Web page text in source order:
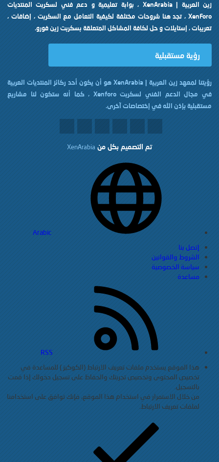
زين العربية | XenArabia ، بوابة تعليمية و دعم فني لسكربت المنتديات
XenForo ، تجد هنا شروحات مختلفة لكيفية التعامل مع السكربت ، إضافات ،
تعريبات ، إستايلات و حل لكافة المشاكل المتعلقة بسكربت زين فورو.
رؤية مستقبلية
رؤيتنا لمعهد زين العربية | XenArabia هو أن يكون أحد ركائز المنتديات العربية
في مجال الدعم الفني لسكربت Xenforo ، كما أنه ستكون لنا مشاريع
مستقبلية بإذن الله في إختصاصات آخرى.
تم التصميم بكل من XenArabia
إتصل بنا
الشروط والقوانين
سياسة الخصوصية
مساعدة
RSS
هذا الموقع يستخدم ملفات تعريف الارتباط (الكوكيز ) للمساعدة في
تخصيص المحتوى وتخصيص تجربتك والحفاظ على تسجيل دخولك إذا قمت
بالتسجيل.
من خلال الاستمرار في استخدام هذا الموقع، فإنك توافق على استخدامنا
لملفات تعريف الارتباط.